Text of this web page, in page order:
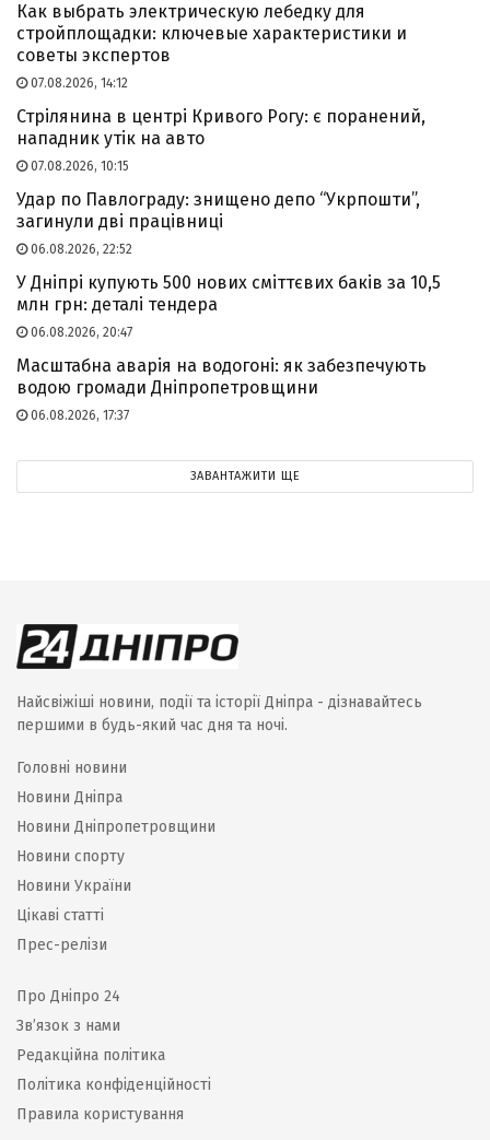
Как выбрать электрическую лебедку для
стройплощадки: ключевые характеристики и
советы экспертов
07.08.2026, 14:12
Стрілянина в центрі Кривого Рогу: є поранений,
нападник утік на авто
07.08.2026, 10:15
Удар по Павлограду: знищено депо “Укрпошти”,
загинули дві працівниці
06.08.2026, 22:52
У Дніпрі купують 500 нових сміттєвих баків за 10,5
млн грн: деталі тендера
06.08.2026, 20:47
Масштабна аварія на водогоні: як забезпечують
водою громади Дніпропетровщини
06.08.2026, 17:37
ЗАВАНТАЖИТИ ЩЕ
Найсвіжіші новини, події та історії Дніпра - дізнавайтесь
першими в будь-який час дня та ночі.
Головні новини
Новини Дніпра
Новини Дніпропетровщини
Новини спорту
Новини України
Цікаві статті
Прес-релізи
Про Дніпро 24
Зв’язок з нами
Редакційна політика
Політика конфіденційності
Правила користування